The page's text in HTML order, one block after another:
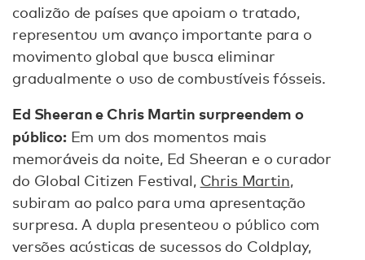
coalizão de países que apoiam o tratado,
representou um avanço importante para o
movimento global que busca eliminar
gradualmente o uso de combustíveis fósseis.
Ed Sheeran e Chris Martin surpreendem o
público:Em um dos momentos mais
memoráveis da noite, Ed Sheeran e o curador
do Global Citizen Festival, Chris Martin,
subiram ao palco para uma apresentação
surpresa. A dupla presenteou o público com
versões acústicas de sucessos do Coldplay,